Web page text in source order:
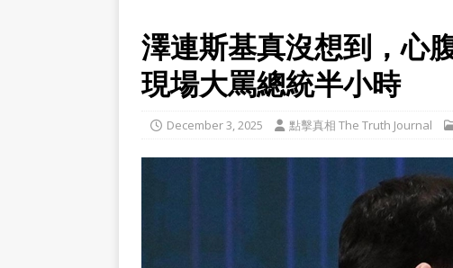
澤連斯基真沒想到，心
現場大罵總統半小時
December 3, 2025 點擊真相 The Truth Journal